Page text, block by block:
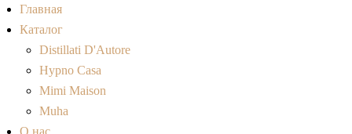
Главная
Каталог
Distillati D'Autore
Hypno Casa
Mimi Maison
Muha